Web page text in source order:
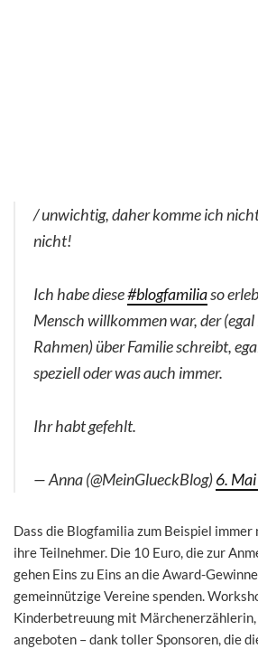
/ unwichtig, daher komme ich
nicht!
Ich habe diese#blogfamiliaso
Mensch willkommen war, der
Rahmen) über Familie schreibt,
speziell oder was auch immer.
Ihr habt gefehlt.
— Anna (@MeinGlueckBlog)6.
Dass die Blogfamilia zum Beispiel
ihre Teilnehmer. Die 10 Euro, die zur
gehen Eins zu Eins an die Award-
gemeinnützige Vereine spenden.
Kinderbetreuung mit
angeboten – dank toller Sponsoren, die